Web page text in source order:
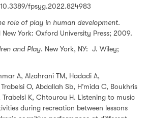
fpsyg.2022.824983
role of play in human development.
York: Oxford University Press; 2009.
and Play. New York, NY: J. Wiley;
A, Alzahrani TM, Hadadi A,
O, Abdallah Sb, H’mida C, Boukhris
Trabelsi K, Chtourou H. Listening to music
during recreation between lessons